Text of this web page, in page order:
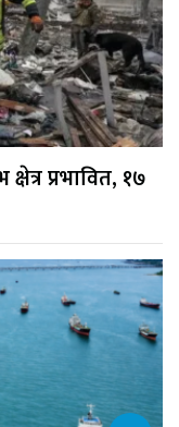
प्रभावित, १७